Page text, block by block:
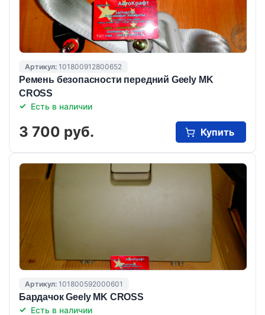
Артикул: 101800912800652
Ремень безопасности передний Geely MK
CROSS
Есть в наличии
3 700 руб. Купить
Артикул: 101800592000601
Бардачок Geely MK CROSS
Есть в наличии